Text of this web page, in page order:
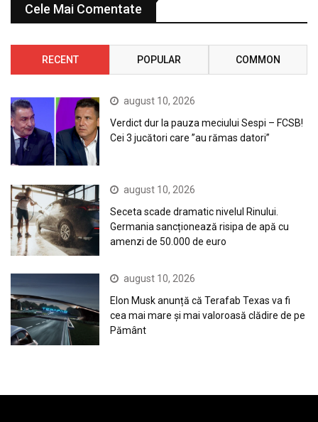
Cele Mai Comentate
RECENT POPULAR COMMON
august 10, 2026
Verdict dur la pauza meciului Sespi – FCSB!
Cei 3 jucători care ”au rămas datori”
august 10, 2026
Seceta scade dramatic nivelul Rinului.
Germania sancționează risipa de apă cu
amenzi de 50.000 de euro
august 10, 2026
Elon Musk anunță că Terafab Texas va fi
cea mai mare și mai valoroasă clădire de pe
Pământ